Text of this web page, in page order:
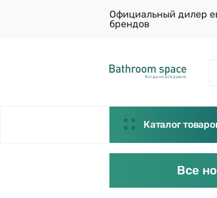
Официальный дилер
брендов
Каталог
Все